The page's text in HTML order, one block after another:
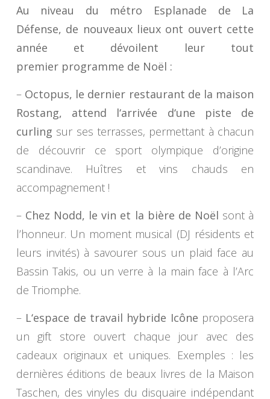
Au niveau du métro Esplanade de La
Défense, de nouveaux lieux ont ouvert cette
année et dévoilent leur tout
premier programme de Noël :
– Octopus, le dernier restaurant de la maison
Rostang, attend l‘arrivée d‘une piste de
curling sur ses terrasses, permettant à chacun
de découvrir ce sport olympique d’origine
scandinave. Huîtres et vins chauds en
accompagnement !
– Chez Nodd, le vin et la bière de Noël sont à
l’honneur. Un moment musical (DJ résidents et
leurs invités) à savourer sous un plaid face au
Bassin Takis, ou un verre à la main face à l’Arc
de Triomphe.
– L‘espace de travail hybride Icône proposera
un gift store ouvert chaque jour avec des
cadeaux originaux et uniques. Exemples : les
dernières éditions de beaux livres de la Maison
Taschen, des vinyles du disquaire indépendant